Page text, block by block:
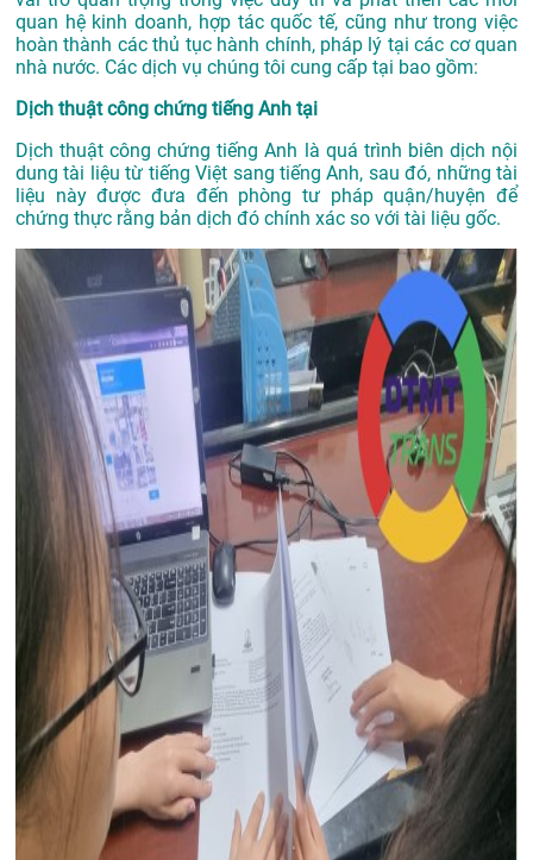
quan hệ kinh doanh, hợp tác quốc tế, cũng như trong việc
hoàn thành các thủ tục hành chính, pháp lý tại các cơ quan
nhà nước. Các dịch vụ chúng tôi cung cấp tại bao gồm:
Dịch thuật công chứng tiếng Anh tại
Dịch thuật công chứng tiếng Anh là quá trình biên dịch nội
dung tài liệu từ tiếng Việt sang tiếng Anh, sau đó, những tài
liệu này được đưa đến phòng tư pháp quận/huyện để
chứng thực rằng bản dịch đó chính xác so với tài liệu gốc.